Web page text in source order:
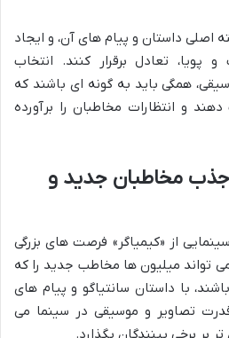
اصلی داستان و پیام های آن، و ایجاد
تعادل برقرار کنند. انتخاب
همگی باید به گونه ای باشند که
و انتظارات مخاطبان را برآورده
جذب مخاطبان جدید و
از «کیمیاگر» فرصت های بزرگی
می تواند میلیون ها مخاطب جدید را که
با داستان سانتیاگو و پیام های
تصاویر و موسیقی در سینما می